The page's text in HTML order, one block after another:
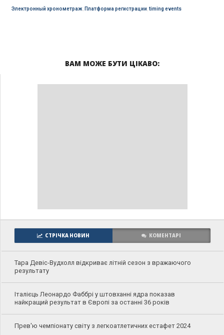
Электронный хронометраж, Платформа регистрации,timing events
ВАМ МОЖЕ БУТИ ЦІКАВО:
СТРІЧКА НОВИН КОМЕНТАРІ
Тара Девіс-Вудхолл відкриває літній сезон з вражаючого
результату
Італієць Леонардо Фаббрі у штовханні ядра показав
найкращий результат в Європі за останні 36 років
Прев'ю чемпіонату світу з легкоатлетичних естафет 2024